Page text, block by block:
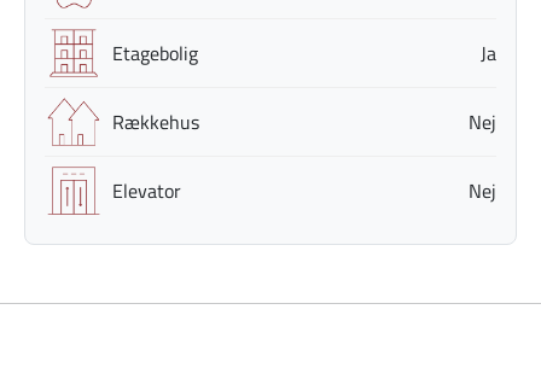
Etagebolig Ja
Rækkehus Nej
Elevator Nej